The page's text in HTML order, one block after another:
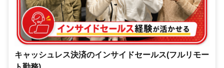
キャッシュレス決済のインサイドセールス(フルリモー